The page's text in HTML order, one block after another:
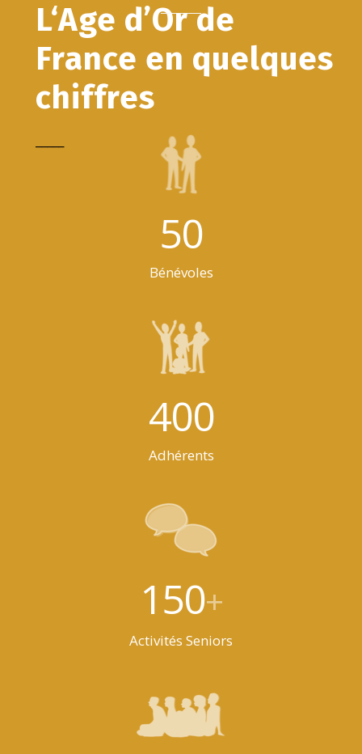
L‘Age d’Or de
France en quelques
chiffres
50
Bénévoles
400
Adhérents
150+
Activités Seniors